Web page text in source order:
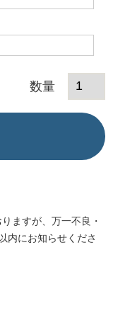
ますが、万一不良・
内にお知らせくださ